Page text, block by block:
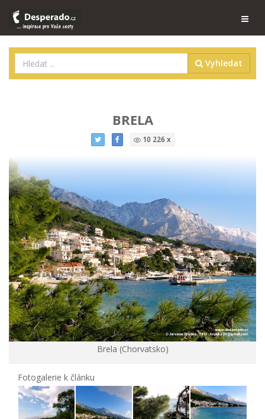
Vyhledat
BRELA
10 226 x
Brela (Chorvatsko)
Fotogalerie k článku